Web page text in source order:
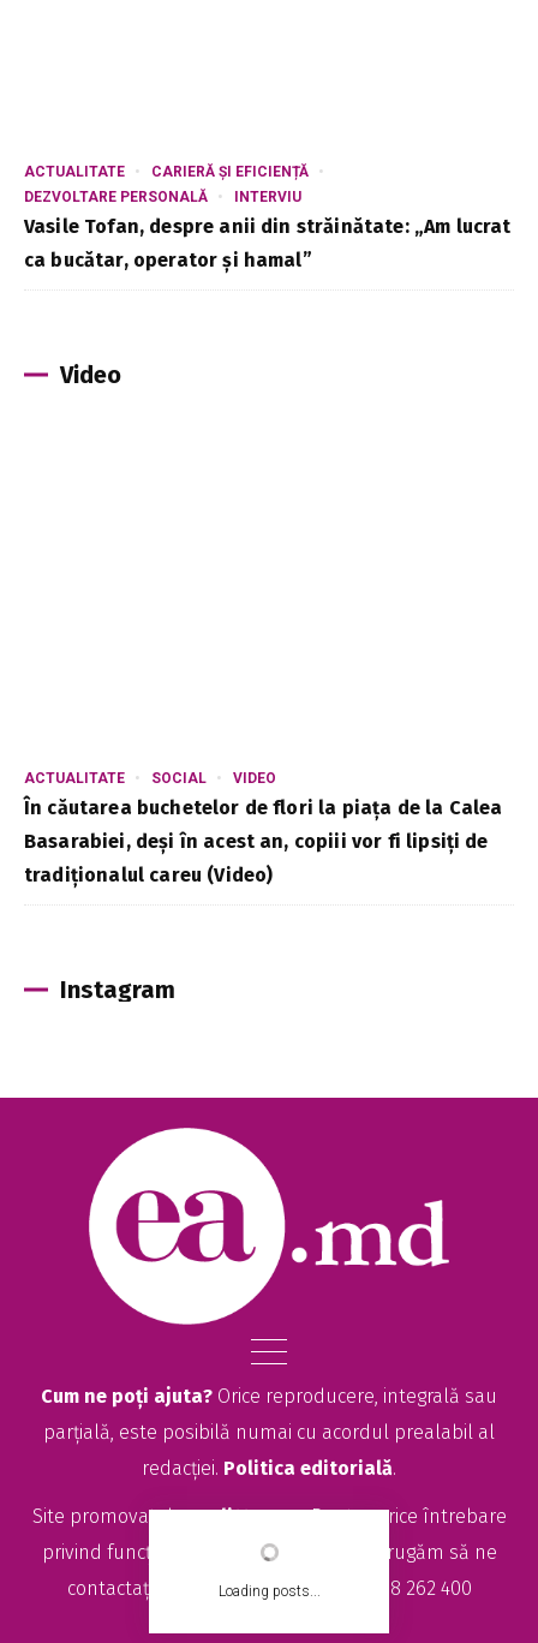
Loading posts...
ACTUALITATE
CARIERĂ ȘI EFICIENȚĂ
DEZVOLTARE PERSONALĂ
INTERVIU
Vasile Tofan, despre anii din străinătate: „Am lucrat
ca bucătar, operator și hamal”
Video
ACTUALITATE SOCIAL VIDEO
În căutarea buchetelor de flori la piața de la Calea
Basarabiei, deși în acest an, copiii vor fi lipsiți de
tradiționalul careu (Video)
Instagram
Cum ne poți ajuta? Orice reproducere, integrală sau
parțială, este posibilă numai cu acordul prealabil al
redacției. Politica editorială.
Site promovat deseolitte.com. Pentru orice întrebare
privind funcționarea site-ului EA.md, vă rugăm să ne
contactați la
sales@ea.mdsau +373 78 262 400